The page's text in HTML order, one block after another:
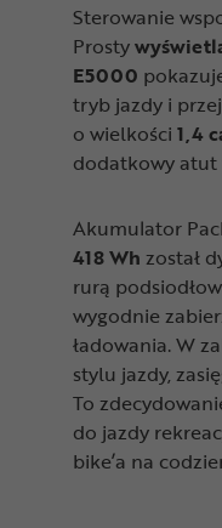
Sterowanie
Prosty
E5000
tryb jazdy i
o wielkości 1,4
dodatkowy
Akumulator
418 Wh został
rurą
wygodnie
ładowania. W
stylu jazdy,
To
do jazdy
bike’a na